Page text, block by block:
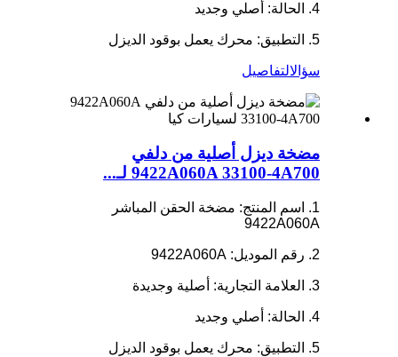
4. الحالة: أصلي وجديد
5. التطبيق: محرك يعمل بوقود الديزل
سؤالالتفاصيل
مضخة ديزل أصلية من دلفي
9422A060A 33100-4A700 لـ...
1. اسم المنتج: مضخة الحقن المباشر
9422A060A
2. رقم الموديل: 9422A060A
3. العلامة التجارية: أصلية وجديدة
4. الحالة: أصلي وجديد
5. التطبيق: محرك يعمل بوقود الديزل